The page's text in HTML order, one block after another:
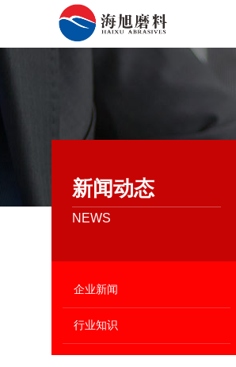
新闻动态
NEWS
企业新闻
行业知识